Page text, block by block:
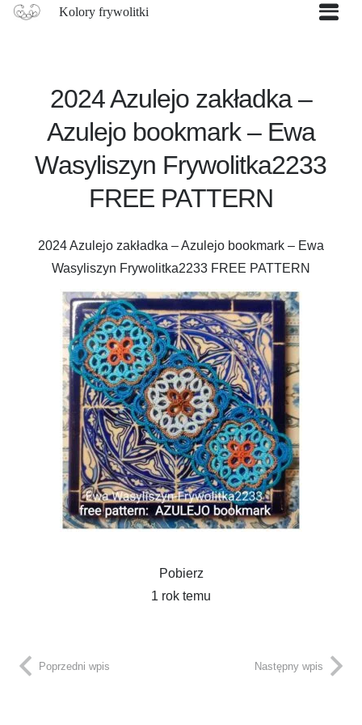
Kolory frywolitki
2024 Azulejo zakładka –
Azulejo bookmark – Ewa
Wasyliszyn Frywolitka2233
FREE PATTERN
2024 Azulejo zakładka – Azulejo bookmark – Ewa
Wasyliszyn Frywolitka2233 FREE PATTERN
Pobierz
1 rok temu
Poprzedni wpis Następny wpis